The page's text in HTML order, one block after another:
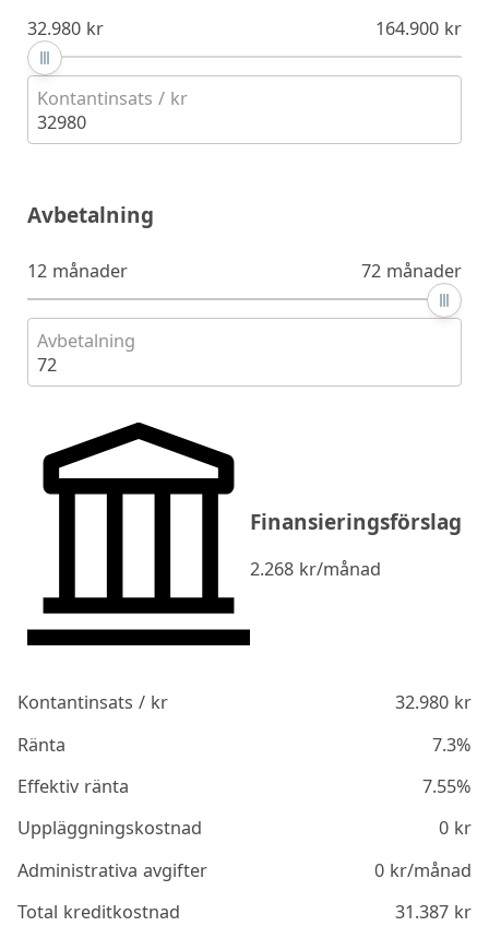
32.980 kr 164.900 kr
Kontantinsats / kr
32980
Avbetalning
12 månader 72 månader
Avbetalning
72
Finansieringsförslag
2.268 kr/månad
Kontantinsats / kr 32.980kr
Ränta
7.3%
Effektiv ränta
7.55%
Uppläggningskostnad
0kr
Administrativa avgifter
0kr/månad
Total kreditkostnad
31.387kr